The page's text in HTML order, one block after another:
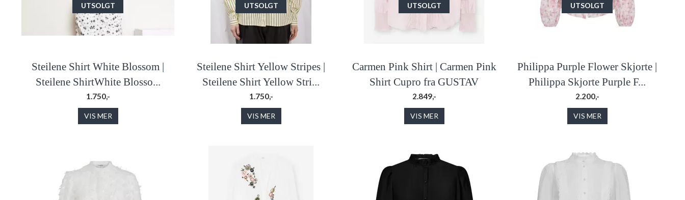
UTSOLGT
Steilene Shirt White Blossom |
Steilene ShirtWhite Blosso...
1.750,-
VIS MER
UTSOLGT
Steilene Shirt Yellow Stripes |
Steilene Shirt Yellow Stri...
1.750,-
VIS MER
UTSOLGT
Carmen Pink Shirt | Carmen Pink
Shirt Cupro fra GUSTAV
2.849,-
VIS MER
UTSOLGT
Philippa Purple Flower Skjorte |
Philippa Skjorte Purple F...
2.200,-
VIS MER